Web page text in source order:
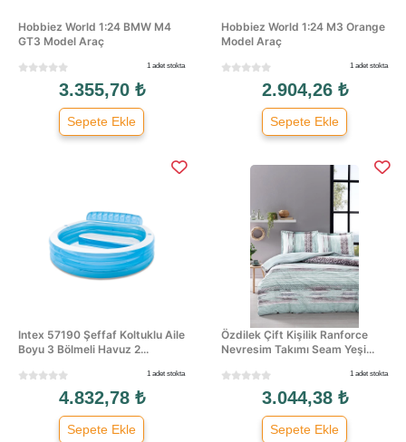
Hobbiez World 1:24 BMW M4
GT3 Model Araç
1 adet stokta
3.355,70 ₺
Sepete Ekle
Hobbiez World 1:24 M3 Orange
Model Araç
1 adet stokta
2.904,26 ₺
Sepete Ekle
Intex 57190 Şeffaf Koltuklu Aile
Boyu 3 Bölmeli Havuz 2...
1 adet stokta
4.832,78 ₺
Sepete Ekle
Özdilek Çift Kişilik Ranforce
Nevresim Takımı Seam Yeşi...
1 adet stokta
3.044,38 ₺
Sepete Ekle